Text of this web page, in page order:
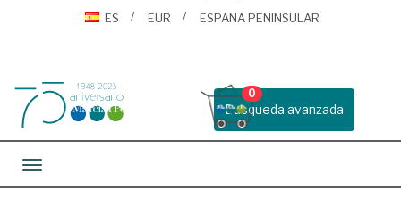
ES
EUR ESPAÑA PENINSULAR
Busqueda avanzada
0
Toggle navigation